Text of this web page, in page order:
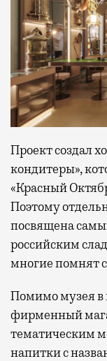
Проект создал
кондитеры»,
«Красный
Поэтому
посвящена
российским
многие помнят с
Помимо музея в
фирменный
тематическим
напитки с